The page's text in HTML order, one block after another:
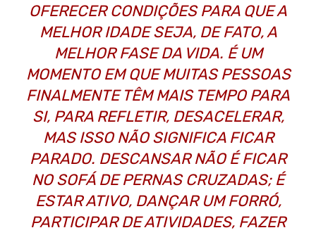
OFERECER CONDIÇÕES PARA QUE A
MELHOR IDADE SEJA, DE FATO, A
MELHOR FASE DA VIDA. É UM
MOMENTO EM QUE MUITAS PESSOAS
FINALMENTE TÊM MAIS TEMPO PARA
SI, PARA REFLETIR, DESACELERAR,
MAS ISSO NÃO SIGNIFICA FICAR
PARADO. DESCANSAR NÃO É FICAR
NO SOFÁ DE PERNAS CRUZADAS; É
ESTAR ATIVO, DANÇAR UM FORRÓ,
PARTICIPAR DE ATIVIDADES, FAZER